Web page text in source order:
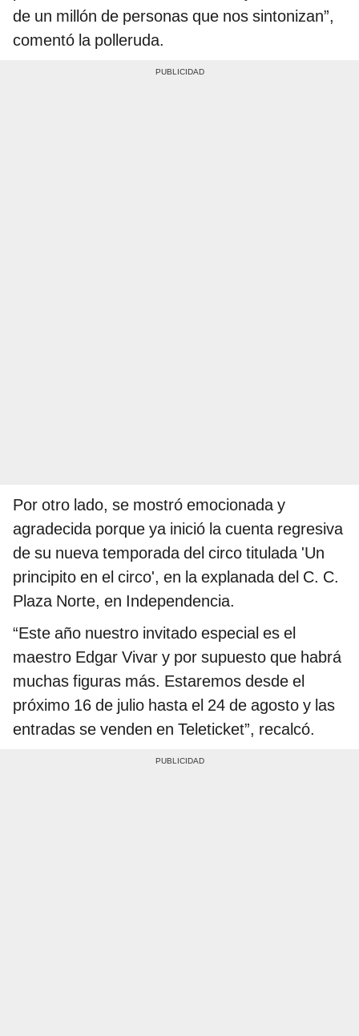
de un millón de personas que nos sintonizan”,
comentó la polleruda.
Por otro lado, se mostró emocionada y
agradecida porque ya inició la cuenta regresiva
de su nueva temporada del circo titulada 'Un
principito en el circo', en la explanada del C. C.
Plaza Norte, en Independencia.
“Este año nuestro invitado especial es el
maestro Edgar Vivar y por supuesto que habrá
muchas figuras más. Estaremos desde el
próximo 16 de julio hasta el 24 de agosto y las
entradas se venden en Teleticket”, recalcó.